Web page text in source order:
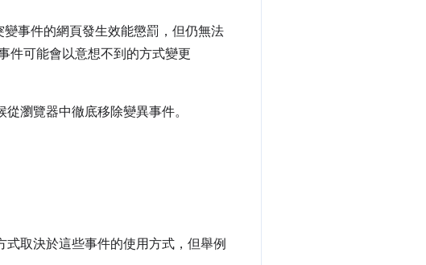
事件的網頁發生效能懲罰，但仍無法
件可能會以意想不到的方式變更
瀏覽器中徹底移除變異事件。
取決於這些事件的使用方式，但舉例